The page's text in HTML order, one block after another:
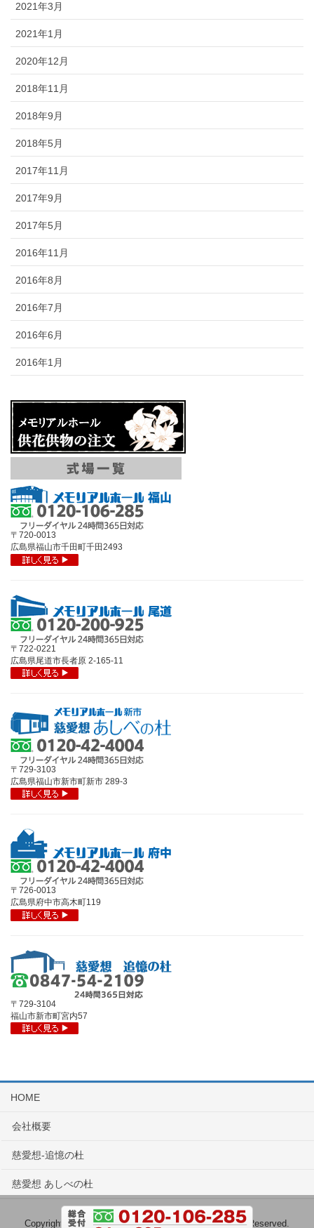
2021年3月
2021年1月
2020年12月
2018年11月
2018年9月
2018年5月
2017年11月
2017年9月
2017年5月
2016年11月
2016年8月
2016年7月
2016年6月
2016年1月
〒720-0013
広島県福山市千田町千田2493
〒722-0221
広島県尾道市長者原 2-165-11
〒729-3103
広島県福山市新市町新市 289-3
〒726-0013
広島県府中市高木町119
〒729-3104
福山市新市町宮内57
HOME
会社概要
慈愛想-追憶の杜
慈愛想 あしべの杜
Copyright © 総合葬祭会館メモリアルホール All Rights Reserved.